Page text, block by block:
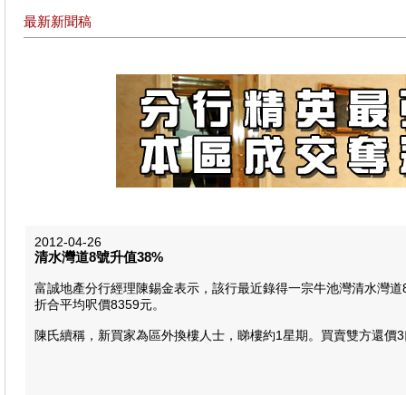
最新新聞稿
2012-04-26
清水灣道8號升值38%
富誠地產分行經理陳錫金表示，該行最近錄得一宗牛池灣清水灣
折合平均呎價8359元。
陳氏續稱，新買家為區外換樓人士，睇樓約1星期。買賣雙方還